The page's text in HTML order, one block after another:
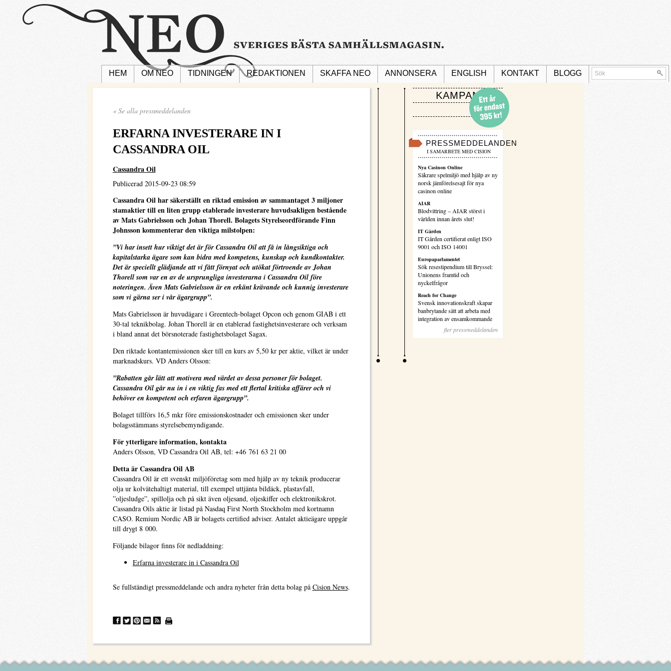
HEM OM NEO TIDNINGEN REDAKTIONEN SKAFFA NEO ANNONSERA ENGLISH KONTAKT BLOGG
« Se alla pressmeddelanden
ERFARNA INVESTERARE IN I
CASSANDRA OIL
Cassandra Oil
Publicerad 2015-09-23 08:59
Cassandra Oil har säkerställt en riktad emission av sammantaget 3 miljoner
stamaktier till en liten grupp etablerade investerare huvudsakligen bestående
av Mats Gabrielsson och Johan Thorell. Bolagets Styrelseordförande Finn
Johnsson kommenterar den viktiga milstolpen:
”Vi har insett hur viktigt det är för Cassandra Oil att få in långsiktiga och
kapitalstarka ägare som kan bidra med kompetens, kunskap och kundkontakter.
Det är speciellt glädjande att vi fått förnyat och utökat förtroende av Johan
Thorell som var en av de ursprungliga investerarna i Cassandra Oil före
noteringen. Även Mats Gabrielsson är en erkänt krävande och kunnig investerare
som vi gärna ser i vår ägargrupp”.
Mats Gabrielsson är huvudägare i Greentech-bolaget Opcon och genom GIAB i ett
30-tal teknikbolag. Johan Thorell är en etablerad fastighetsinvesterare och verksam
i bland annat det börsnoterade fastighetsbolaget Sagax.
Den riktade kontantemissionen sker till en kurs av 5,50 kr per aktie, vilket är under
marknadskurs. VD Anders Olsson:
”Rabatten går lätt att motivera med värdet av dessa personer för bolaget.
Cassandra Oil går nu in i en viktig fas med ett flertal kritiska affärer och vi
behöver en kompetent och erfaren ägargrupp”.
Bolaget tillförs 16,5 mkr före emissionskostnader och emissionen sker under
bolagsstämmans styrelsebemyndigande.
För ytterligare information, kontakta
Anders Olsson, VD Cassandra Oil AB, tel: +46 761 63 21 00
Detta är Cassandra Oil AB
Cassandra Oil är ett svenskt miljöföretag som med hjälp av ny teknik producerar
olja ur kolvätehaltigt material, till exempel uttjänta bildäck, plastavfall,
”oljesludge”, spillolja och på sikt även oljesand, oljeskiffer och elektronikskrot.
Cassandra Oils aktie är listad på Nasdaq First North Stockholm med kortnamn
CASO. Remium Nordic AB är bolagets certified adviser. Antalet aktieägare uppgår
till drygt 8 000.
Följande bilagor finns för nedladdning:
Erfarna investerare in i Cassandra Oil
Se fullständigt pressmeddelande och andra nyheter från detta bolag på Cision News.
KAMPANJ
PRESSMEDDELANDEN
I SAMARBETE MED CISION
Nya Casinon Online
Säkrare spelmiljö med hjälp av ny
norsk jämförelsesajt för nya
casinon online
AIAR
Blodvittring – AIAR störst i
världen innan årets slut!
IT Gården
IT Gården certifierat enligt ISO
9001 och ISO 14001
Europaparlamentet
Sök resestipendium till Bryssel:
Unionens framtid och
nyckelfrågor
Reach for Change
Svensk innovationskraft skapar
banbrytande sätt att arbeta med
integration av ensamkommande
fler pressmeddelanden